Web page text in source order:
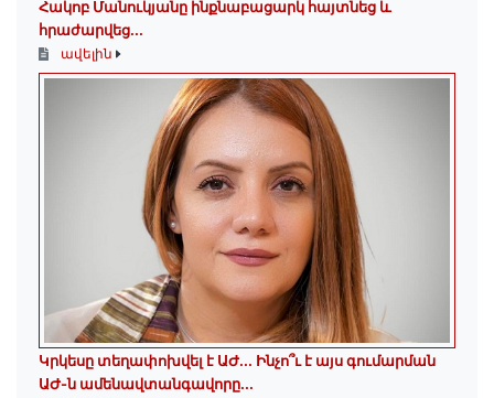
Հակոբ Մանուկյանը ինքնաբացարկ հայտնեց և
հրաժարվեց...
ավելին
Կրկեսը տեղափոխվել է ԱԺ... Ինչո՞ւ է այս գումարման
ԱԺ-ն ամենավտանգավորը...